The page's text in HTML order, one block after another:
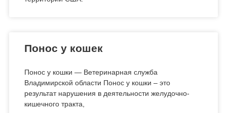
Понос у кошек
Понос у кошки — Ветеринарная служба
Владимирской области Понос у кошки – это
результат нарушения в деятельности желудочно-
кишечного тракта,